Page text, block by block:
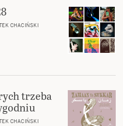
CHACIŃSKI
trzeba
CHACIŃSKI